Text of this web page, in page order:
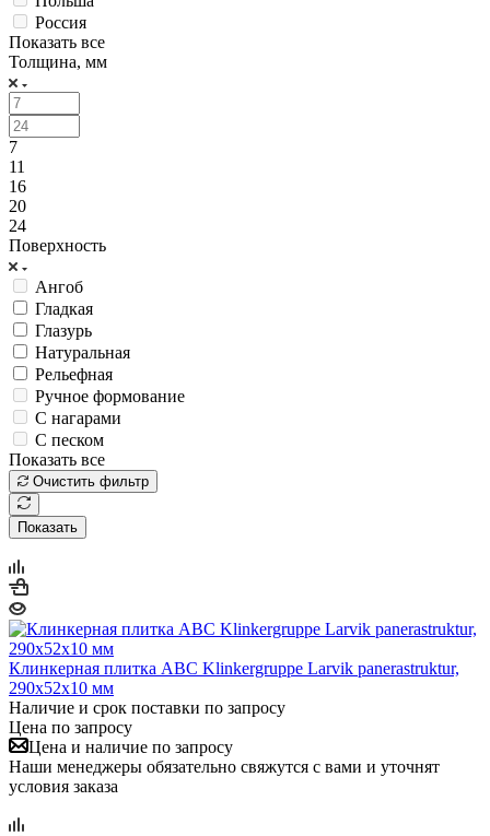
Россия
Показать все
Толщина, мм
7
11
16
20
24
Поверхность
Ангоб
Гладкая
Глазурь
Натуральная
Рельефная
Ручное формование
С нагарами
С песком
Показать все
Очистить фильтр
Показать
Клинкерная плитка ABC Klinkergruppe Larvik panerastruktur,
290х52х10 мм
Наличие и срок поставки по запросу
Цена по запросу
Цена и наличие по запросу
Наши менеджеры обязательно свяжутся с вами и уточнят
условия заказа